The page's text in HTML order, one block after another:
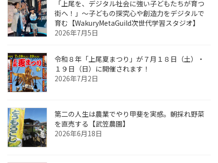
「上尾を、デジタル社会に強い子どもたちが育つ
街へ！」〜子どもの探究心や創造力をデジタルで
育む【WakuryMetaGuild次世代学習スタジオ】
2026年7月5日
令和８年「上尾夏まつり」が７月１８日（土）・
１９日（日）に開催されます！
2026年7月2日
第二の人生は農業でやり甲斐を実感。朝採れ野菜
を直売する【武笠農園】
2026年6月18日